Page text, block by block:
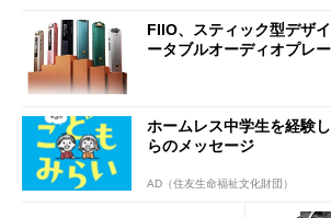
FIIO、スティック型デザ
ータブルオーディオプレ
ホームレス中学生を経験
らのメッセージ
AD（住友生命福祉文化財団）